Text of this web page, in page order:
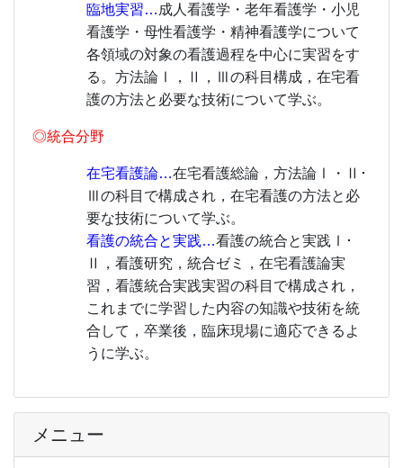
メニュー
臨地実習… 成人看護学・老年看護学・小児
看護学・母性看護学・精神看護学について
各領域の対象の看護過程を中心に実習をす
る。方法論Ⅰ，Ⅱ，Ⅲの科目構成，在宅看
護の方法と必要な技術について学ぶ。
◎統合分野
在宅看護論…在宅看護総論，方法論Ⅰ・Ⅱ･
Ⅲの科目で構成され，在宅看護の方法と必
要な技術について学ぶ。
看護の統合と実践…看護の統合と実践Ⅰ･
Ⅱ，看護研究，統合ゼミ，在宅看護論実
習，看護統合実践実習の科目で構成され，
これまでに学習した内容の知識や技術を統
合して，卒業後，臨床現場に適応できるよ
うに学ぶ。